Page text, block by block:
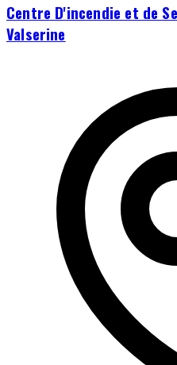
Centre D'incendie et de
Valserine